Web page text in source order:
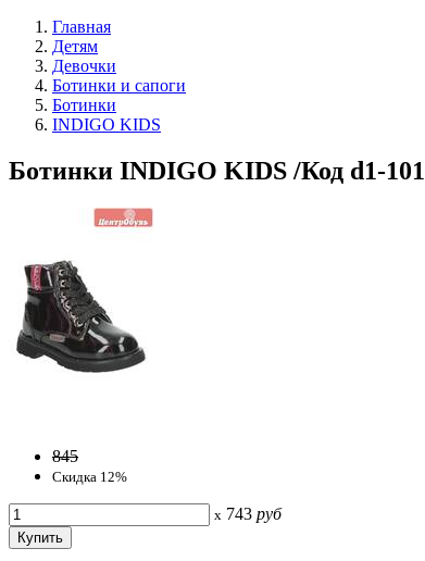
Главная
Детям
Девочки
Ботинки и сапоги
Ботинки
INDIGO KIDS
Ботинки INDIGO KIDS /Код d1-
845
Скидка 12%
x 743 руб